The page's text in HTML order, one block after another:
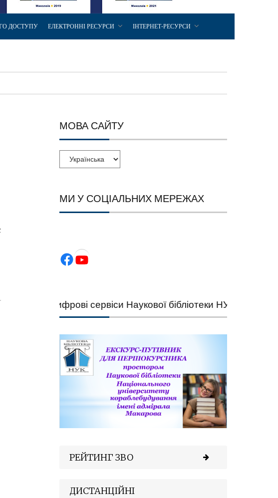
ДОСТУПУ ЕЛЕКТРОННІ РЕСУРСИ ІНТЕРНЕТ-РЕСУРСИ
МОВА САЙТУ
МИ У СОЦІАЛЬНИХ МЕРЕЖАХ
Facebook YouTube
Цифрові сервіси Наукової бібліотеки НУК —
РЕЙТИНГ ЗВО
ДИСТАНЦІЙНІ